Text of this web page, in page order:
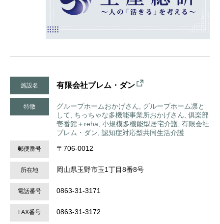
施設名 有限会社プレム・ダン
特徴
グループホームおかげさん, グループホーム凛と
して, ちっちゃな多機能事業所おかげさん, 俱楽部
壱番館＋reha, 小規模多機能型居宅介護, 有限会社
プレム・ダン, 認知症対応型共同生活介護
郵便番号 〒706-0012
所在地 岡山県玉野市玉1丁目8番8号
電話番号 0863-31-3171
FAX番号 0863-31-3172